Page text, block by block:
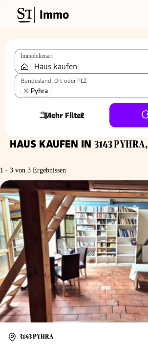
Immo
Immobilienart
Bundesland, Ort oder PLZ
Pyhra
Mehr Filter
2
HAUS KAUFEN IN 3143
1 - 3 von 3 Ergebnissen
3143 PYHRA